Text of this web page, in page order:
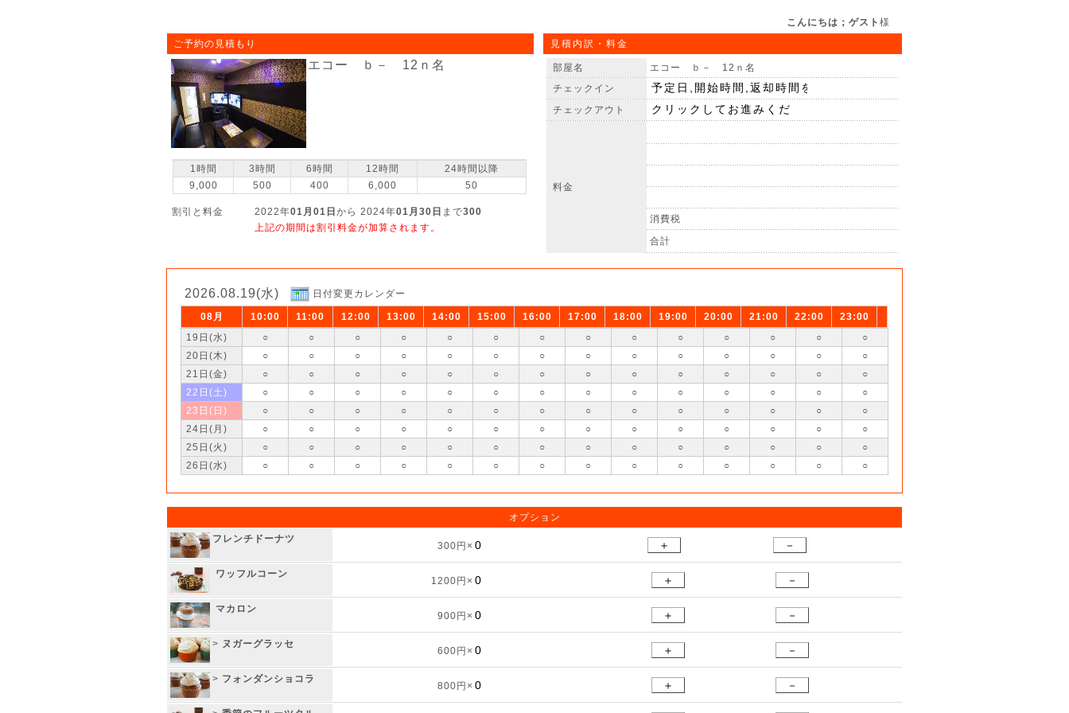
こんにちは；ゲスト 様
ご予約の見積もり
エコー ｂ－ 12ｎ名
1時間 3時間 6時間 12時間
24時間以降
9,000
500 400 6,000 50
割引と料金 2022年01月01日 から 2024年01月30日 まで300
上記の期間は割引料金が加算されます。
見積内訳・料金
部屋名
エコー ｂ－ 12ｎ名
チェックイン
チェックアウト
料金
消費税
合計
2026.08.19(水) 日付変更カレンダー
08月 10:00 11:00 12:00 13:00 14:00 15:00 16:00 17:00 18:00 19:00 20:00 21:00 22:00
23:00
19日(水)
○ ○ ○ ○ ○ ○ ○ ○ ○ ○ ○ ○ ○
○
20日(木)
○ ○ ○ ○ ○ ○ ○ ○ ○ ○ ○ ○ ○
○
21日(金)
○ ○ ○ ○ ○ ○ ○ ○ ○ ○ ○ ○ ○
○
22日(土)
○ ○ ○ ○ ○ ○ ○ ○ ○ ○ ○ ○ ○
○
23日(日)
○ ○ ○ ○ ○ ○ ○ ○ ○ ○ ○ ○ ○
○
24日(月)
○ ○ ○ ○ ○ ○ ○ ○ ○ ○ ○ ○ ○
○
25日(火)
○ ○ ○ ○ ○ ○ ○ ○ ○ ○ ○ ○ ○
○
26日(水)
○ ○ ○ ○ ○ ○ ○ ○ ○ ○ ○ ○ ○ ○
オプション
フレンチドーナツ
300円× ＋ －
ワッフルコーン
1200円× ＋ －
マカロン
900円× ＋ －
> ヌガーグラッセ
600円× ＋ －
> フォンダンショコラ
800円× ＋ －